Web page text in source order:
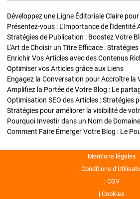
Développez une Ligne Éditoriale Claire
Présentez-vous : L'Importance de l'Identité
L'Art de Choisir un Titre Efficace :
Optimiser vos Articles grâce aux Liens
Engagez la Conversation pour Accroître la
Amplifiez la Portée de Votre Blog : Le
Mentions légales
Conditions
CGV
Cookies